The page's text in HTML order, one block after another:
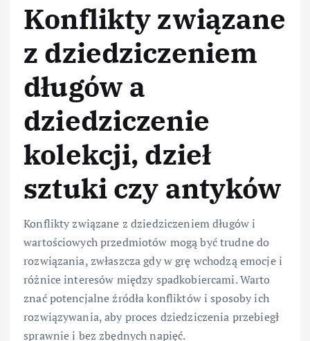
Konflikty związane
z dziedziczeniem
długów a
dziedziczenie
kolekcji, dzieł
sztuki czy antyków
Konflikty związane z dziedziczeniem długów i
wartościowych przedmiotów mogą być trudne do
rozwiązania, zwłaszcza gdy w grę wchodzą emocje i
różnice interesów między spadkobiercami. Warto
znać potencjalne źródła konfliktów i sposoby ich
rozwiązywania, aby proces dziedziczenia przebiegł
sprawnie i bez zbędnych napięć.